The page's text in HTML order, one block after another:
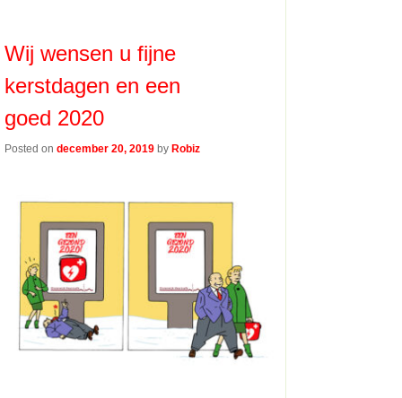
Wij wensen u fijne
kerstdagen en een
goed 2020
Posted ondecember 20, 2019 byRobiz